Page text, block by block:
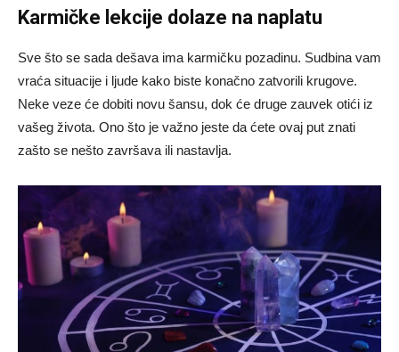
Karmičke lekcije dolaze na naplatu
Sve što se sada dešava ima karmičku pozadinu. Sudbina vam
vraća situacije i ljude kako biste konačno zatvorili krugove.
Neke veze će dobiti novu šansu, dok će druge zauvek otići iz
vašeg života. Ono što je važno jeste da ćete ovaj put znati
zašto se nešto završava ili nastavlja.